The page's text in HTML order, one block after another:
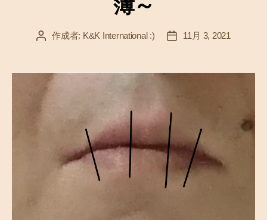
投 作成者: K&K International :)
投
11月 3, 2021